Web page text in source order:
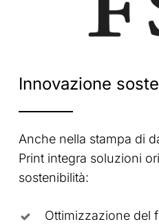
Innovazione
Anche nella stampa di
Print integra soluzioni
sostenibilità:
Ottimizzazione del